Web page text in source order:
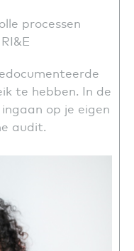
processen
te hebben. In de
op je eigen
audit.